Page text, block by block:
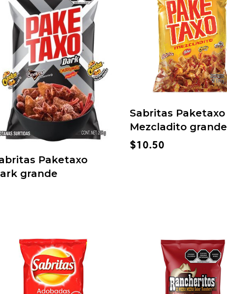
Paketaxo
grande
Sabritas Paketaxo
Mezcladito grande
$10.50